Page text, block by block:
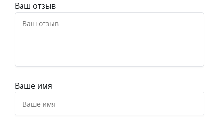
Ваш отзыв
Ваше имя